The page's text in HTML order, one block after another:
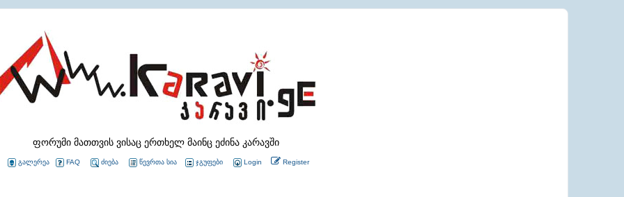
ფორუმი მათთვის ვისაც ერთხელ მაინც ეძინა კარავში
გალერეა FAQ ძიება წევრთა სია ჯგუფები Login Register